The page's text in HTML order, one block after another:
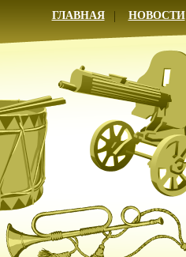
ГЛАВНАЯ НОВОСТИ